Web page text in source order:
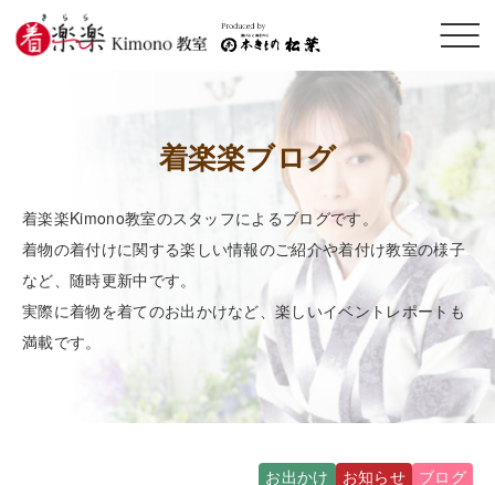
メニ
着楽楽ブログ
着楽楽Kimono教室のスタッフによるブログです。
着物の着付けに関する楽しい情報のご紹介や着付け教室の様子
など、随時更新中です。
実際に着物を着てのお出かけなど、楽しいイベントレポートも
満載です。
お出かけ お知らせ ブログ